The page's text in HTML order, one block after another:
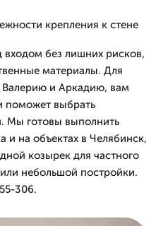
крепления к стене
без лишних рисков,
материалы. Для
Валерию и Аркадию, вам
поможет выбрать
Мы готовы выполнить
и на объектах в Челябинск,
козырек для частного
небольшой постройки.
306.